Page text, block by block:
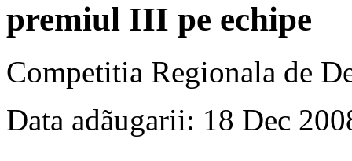
premiul III pe echipe
Competitia Regionala de
Data adãugarii: 18 Dec